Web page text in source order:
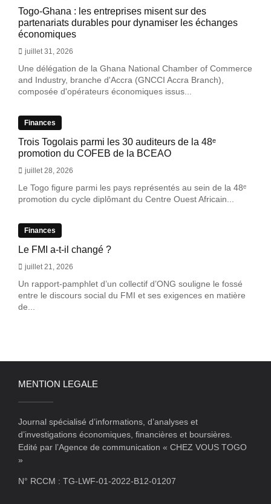
Togo-Ghana : les entreprises misent sur des
partenariats durables pour dynamiser les échanges
économiques
juillet 31, 2026
Une délégation de la Ghana National Chamber of Commerce
and Industry, branche d'Accra (GNCCI Accra Branch),
composée d'opérateurs économiques issus...
Finances
Trois Togolais parmi les 30 auditeurs de la 48ᵉ
promotion du COFEB de la BCEAO
juillet 28, 2026
Le Togo figure parmi les pays représentés au sein de la 48ᵉ
promotion du cycle diplômant du Centre Ouest Africain...
Finances
Le FMI a-t-il changé ?
juillet 21, 2026
Un rapport-pamphlet d’un collectif d’ONG souligne le fossé
entre le discours social du FMI et ses exigences en matière
de...
MENTION LEGALE
Journal spécialisé d’informations, d’analyses et
d’investigations économiques, financières et boursières.
Edité par l’Agence de communication « CHEZ VOUS TOGO
»
N° RCCM : TG-LWF-01-2022-B12-01207